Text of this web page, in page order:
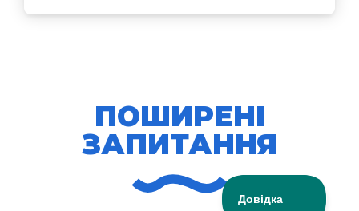
ПОШИРЕНІ
ЗАПИТАННЯ